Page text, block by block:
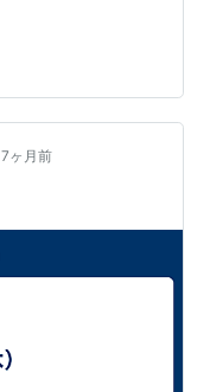
7ヶ月前